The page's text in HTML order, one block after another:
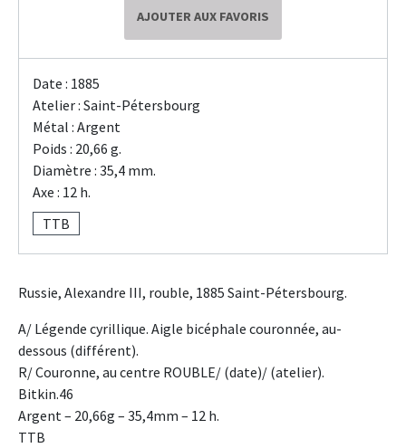
AJOUTER AUX FAVORIS
Date : 1885
Atelier : Saint-Pétersbourg
Métal : Argent
Poids : 20,66 g.
Diamètre : 35,4 mm.
Axe : 12 h.
TTB
Russie, Alexandre III, rouble, 1885 Saint-Pétersbourg.
A/ Légende cyrillique. Aigle bicéphale couronnée, au-
dessous (différent).
R/ Couronne, au centre ROUBLE/ (date)/ (atelier).
Bitkin.46
Argent – 20,66g – 35,4mm – 12 h.
TTB